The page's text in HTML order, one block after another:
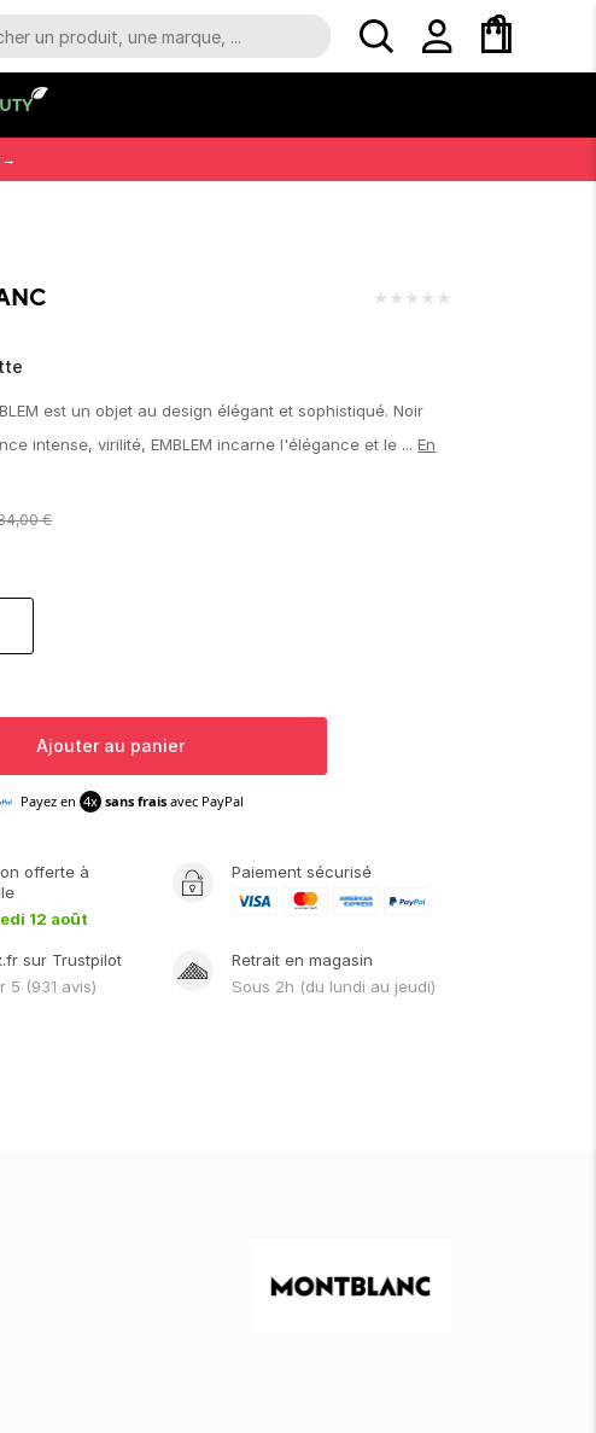
→
★ ★ ★ ★ ★
est un objet au design élégant et sophistiqué. Noir
intense, virilité, EMBLEM incarne l'élégance et le ... En
€
Ajouter au panier
Payez en 4x sans frais avec PayPal
offerte à
12 août
Paiement sécurisé
sur Trustpilot
5 (931 avis)
Retrait en magasin
Sous 2h (du lundi au jeudi)